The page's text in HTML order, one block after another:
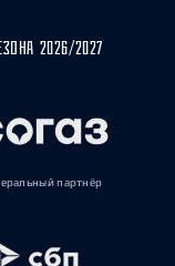
2026/2027
партнёр